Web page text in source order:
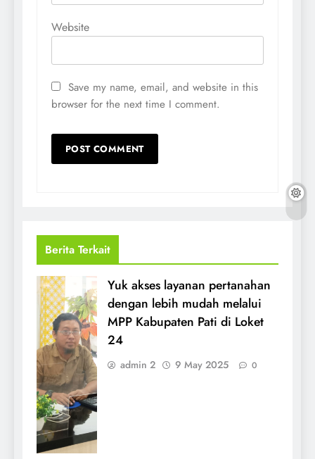
Website
Save my name, email, and website in this
browser for the next time I comment.
Berita Terkait
Yuk akses layanan pertanahan
dengan lebih mudah melalui
MPP Kabupaten Pati di Loket
24
admin 2 9 May 2025 0